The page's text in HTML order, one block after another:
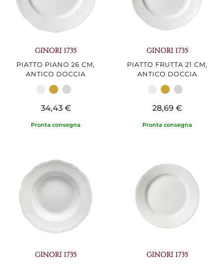
GINORI 1735
PIATTO PIANO 26 CM,
ANTICO DOCCIA
34,43 €
Pronta consegna
GINORI 1735
PIATTO FRUTTA 21 CM,
ANTICO DOCCIA
28,69 €
Pronta consegna
GINORI 1735 GINORI 1735